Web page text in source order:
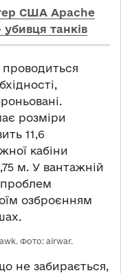
США Apache
танків
проводиться
розміри
11,6
кабіни
м. У вантажній
проблем
озброєнням
Фото: airwar.
не забирається,